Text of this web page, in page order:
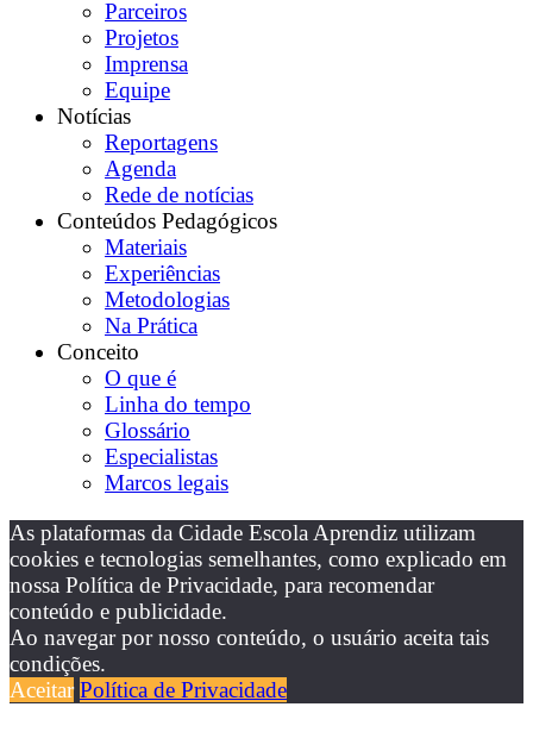
Parceiros
Projetos
Imprensa
Equipe
Notícias
Reportagens
Agenda
Rede de notícias
Conteúdos Pedagógicos
Materiais
Experiências
Metodologias
Na Prática
Conceito
O que é
Linha do tempo
Glossário
Especialistas
Marcos legais
As plataformas da Cidade Escola Aprendiz utilizam
cookies e tecnologias semelhantes, como explicado em
nossa Política de Privacidade, para recomendar
conteúdo e publicidade.
Ao navegar por nosso conteúdo, o usuário aceita tais
condições.
Aceitar Política de Privacidade